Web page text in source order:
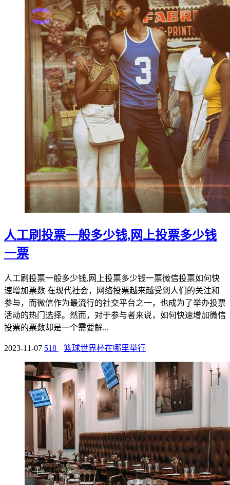
人工刷投票一般多少钱,网上投票多少钱
一票
人工刷投票一般多少钱,网上投票多少钱一票微信投票如何快
速增加票数 在现代社会，网络投票越来越受到人们的关注和
参与，而微信作为最流行的社交平台之一，也成为了举办投票
活动的热门选择。然而，对于参与者来说，如何快速增加微信
投票的票数却是一个需要解...
2023-11-07 518 篮球世界杯在哪里举行